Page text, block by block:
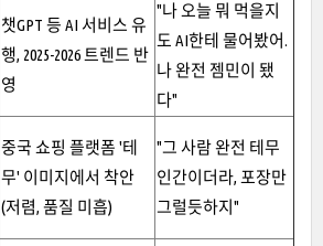
챗GPT 등 AI 서비스 유
행, 2025-2026 트렌드 반
영
"나 오늘 뭐 먹을지
도 AI한테 물어봤어.
나 완전 젬민이 됐
다"
중국 쇼핑 플랫폼 '테
무' 이미지에서 착안
(저렴, 품질 미흡)
"그 사람 완전 테무
인간이더라, 포장만
그럴듯하지"